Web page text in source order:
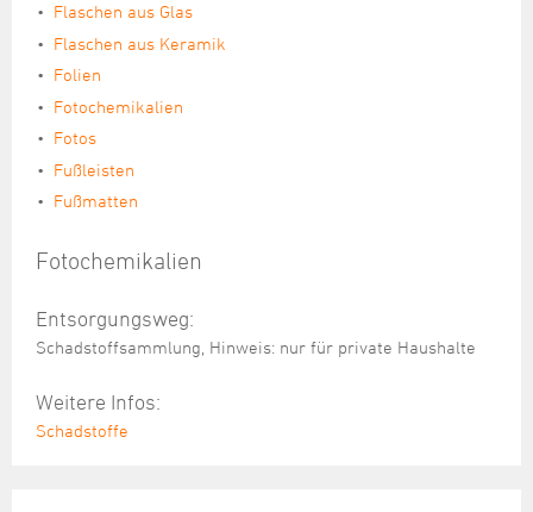
Flaschen aus Glas
Flaschen aus Keramik
Folien
Fotochemikalien
Fotos
Fußleisten
Fußmatten
Fotochemikalien
Entsorgungsweg:
Schadstoffsammlung, Hinweis: nur für private Haushalte
Weitere Infos:
Schadstoffe